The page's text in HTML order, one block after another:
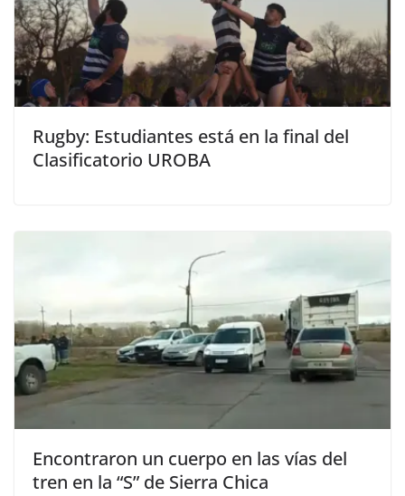
Rugby: Estudiantes está en la final del
Clasificatorio UROBA
Encontraron un cuerpo en las vías del
tren en la “S” de Sierra Chica